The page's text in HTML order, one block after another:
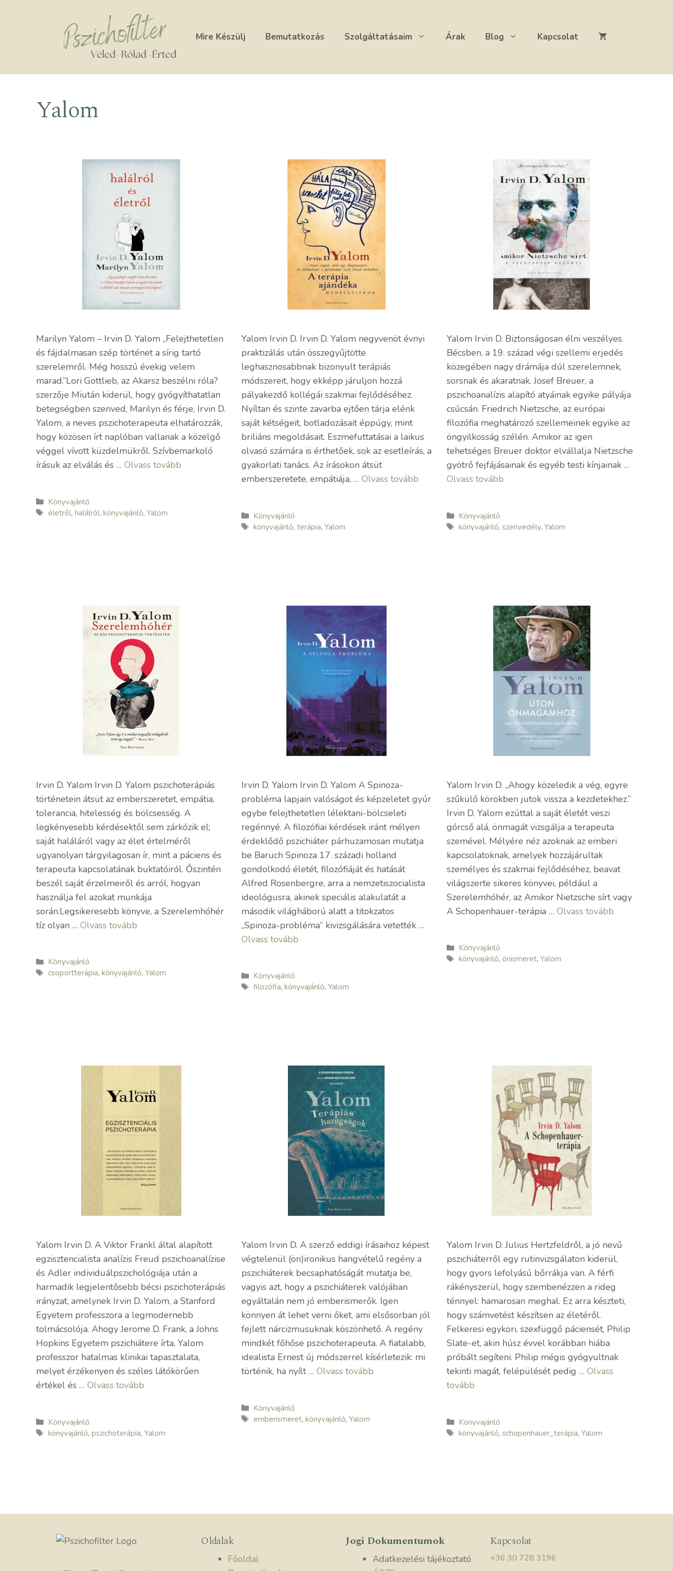
Mire Készülj Bemutatkozás Szolgáltatásaim Árak Blog Kapcsolat
Yalom
Marilyn Yalom – Irvin D. Yalom „Felejthetetlen
és fájdalmasan szép történet a sírig tartó
szerelemről. Még hosszú évekig velem
marad.”Lori Gottlieb, az Akarsz beszélni róla?
szerzője Miután kiderül, hogy gyógyíthatatlan
betegségben szenved, Marilyn és férje, Irvin D.
Yalom, a neves pszichoterapeuta elhatározzák,
hogy közösen írt naplóban vallanak a közelgő
véggel vívott küzdelmükről. Szívbemarkoló
írásuk az elválás és … Olvass tovább
Kategória
Könyvajánló
Címkék
életről,halálról,könyvajánló,Yalom
Yalom Irvin D. Irvin D. Yalom negyvenöt évnyi
praktizálás után összegyűjtötte
leghasznosabbnak bizonyult terápiás
módszereit, hogy ekképp járuljon hozzá
pályakezdő kollégái szakmai fejlődéséhez.
Nyíltan és szinte zavarba ejtően tárja elénk
saját kétségeit, botladozásait éppúgy, mint
briliáns megoldásait. Eszmefuttatásai a laikus
olvasó számára is érthetőek, sok az esetleírás, a
gyakorlati tanács. Az írásokon átsüt
emberszeretete, empátiája, … Olvass tovább
Kategória
Könyvajánló
Címkék
könyvajánló,terápia,Yalom
Yalom Irvin D. Biztonságosan élni veszélyes.
Bécsben, a 19. század végi szellemi erjedés
közegében nagy drámája dúl szerelemnek,
sorsnak és akaratnak. Josef Breuer, a
pszichoanalízis alapító atyáinak egyike pályája
csúcsán. Friedrich Nietzsche, az európai
filozófia meghatározó szellemeinek egyike az
öngyilkosság szélén. Amikor az igen
tehetséges Breuer doktor elvállalja Nietzsche
gyötrő fejfájásainak és egyéb testi kínjainak …
Olvass tovább
Kategória
Könyvajánló
Címkék
könyvajánló,szenvedély,Yalom
Irvin D. Yalom Irvin D. Yalom pszichoterápiás
történetein átsüt az emberszeretet, empátia,
tolerancia, hitelesség és bölcsesség. A
legkényesebb kérdésektől sem zárkózik el;
saját haláláról vagy az élet értelméről
ugyanolyan tárgyilagosan ír, mint a páciens és
terapeuta kapcsolatának buktatóiról. Őszintén
beszél saját érzelmeiről és arról, hogyan
használja fel azokat munkája
során.Legsikeresebb könyve, a Szerelemhóhér
tíz olyan … Olvass tovább
Kategória
Könyvajánló
Címkék
csoportterápia,könyvajánló,Yalom
Irvin D. Yalom Irvin D. Yalom A Spinoza-
probléma lapjain valóságot és képzeletet gyúr
egybe felejthetetlen lélektani-bölcseleti
regénnyé. A filozófiai kérdések iránt mélyen
érdeklődő pszichiáter párhuzamosan mutatja
be Baruch Spinoza 17. századi holland
gondolkodó életét, filozófiáját és hatását
Alfred Rosenbergre, arra a nemzetiszocialista
ideológusra, akinek speciális alakulatát a
második világháború alatt a titokzatos
„Spinoza-probléma” kivizsgálására vetették …
Olvass tovább
Kategória
Könyvajánló
Címkék
filozófia,könyvajánló,Yalom
Yalom Irvin D. ,,Ahogy közeledik a vég, egyre
szűkülő körökben jutok vissza a kezdetekhez.”
Irvin D. Yalom ezúttal a saját életét veszi
górcső alá, önmagát vizsgálja a terapeuta
szemével. Mélyére néz azoknak az emberi
kapcsolatoknak, amelyek hozzájárultak
személyes és szakmai fejlődéséhez, beavat
világszerte sikeres könyvei, például a
Szerelemhóhér, az Amikor Nietzsche sírt vagy
A Schopenhauer-terápia … Olvass tovább
Kategória
Könyvajánló
Címkék
könyvajánló,önismeret,Yalom
Yalom Irvin D. A Viktor Frankl által alapított
egzisztencialista analízis Freud pszichoanalízise
és Adler individuálpszichológiája után a
harmadik legjelentősebb bécsi pszichoterápiás
irányzat, amelynek Irvin D. Yalom, a Stanford
Egyetem professzora a legmodernebb
tolmácsolója. Ahogy Jerome D. Frank, a Johns
Hopkins Egyetem pszichiátere írta, Yalom
professzor hatalmas klinikai tapasztalata,
melyet érzékenyen és széles látókörűen
értékel és … Olvass tovább
Kategória
Könyvajánló
Címkék
könyvajánló,pszichoterápia,Yalom
Yalom Irvin D. A szerző eddigi írásaihoz képest
végtelenül (ön)ironikus hangvételű regény a
pszichiáterek becsaphatóságát mutatja be,
vagyis azt, hogy a pszichiáterek valójában
egyáltalán nem jó emberismerők. Igen
könnyen át lehet verni őket, ami elsősorban jól
fejlett nárcizmusuknak köszönhető. A regény
mindkét főhőse pszichoterapeuta. A fiatalabb,
idealista Ernest új módszerrel kísérletezik: mi
történik, ha nyílt … Olvass tovább
Kategória
Könyvajánló
Címkék
emberismeret,könyvajánló,Yalom
Yalom Irvin D. Julius Hertzfeldről, a jó nevű
pszichiáterről egy rutinvizsgálaton kiderül,
hogy gyors lefolyású bőrrákja van. A férfi
rákényszerül, hogy szembenézzen a rideg
ténnyel: hamarosan meghal. Ez arra készteti,
hogy számvetést készítsen az életéről.
Felkeresi egykori, szexfüggő páciensét, Philip
Slate-et, akin húsz évvel korábban hiába
próbált segíteni. Philip mégis gyógyultnak
tekinti magát, felépülését pedig … Olvass
tovább
Kategória
Könyvajánló
Címkék
könyvajánló,schopenhauer_terápia,Yalom
Oldalak
Főoldal
Jogi Dokumentumok
Adatkezelési tájékoztató
Kapcsolat
+36 30 728 3196